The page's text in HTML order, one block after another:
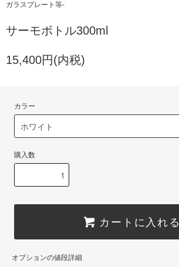
ガラスプレート等-
サーモボトル300ml
15,400円(内税)
カラー
購入数
カートに入れる
オプションの値段詳細